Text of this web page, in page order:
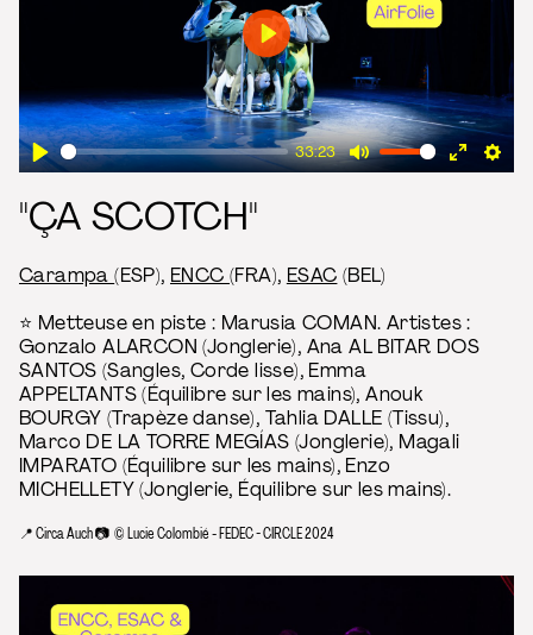
Play
33:23
Mute
Enter
Play
"ÇA SCOTCH"
Carampa(ESP), ENCC (FRA), ESAC (BEL)
⭐ Metteuse en piste : Marusia COMAN. Artistes :
Gonzalo ALARCON (Jonglerie), Ana AL BITAR DOS
SANTOS (Sangles, Corde lisse), Emma
APPELTANTS (Équilibre sur les mains), Anouk
BOURGY (Trapèze danse), Tahlia DALLE (Tissu),
Marco DE LA TORRE MEGÍAS (Jonglerie), Magali
IMPARATO (Équilibre sur les mains), Enzo
MICHELLETY (Jonglerie, Équilibre sur les mains).
📍 Circa Auch 📷 © Lucie Colombié - FEDEC - CIRCLE 2024